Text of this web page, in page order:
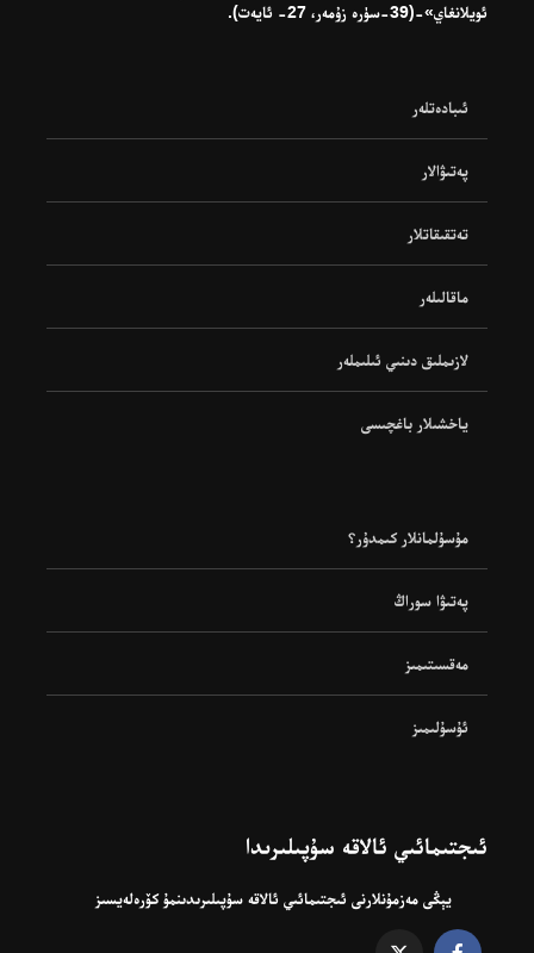
ئويلانغاي»-(39-سۈرە زۇمەر، 27- ئايەت).
ئىبادەتلەر
پەتىۋالار
تەتقىقاتلار
ماقالىلەر
لازىملىق دىنىي ئىلىملەر
ياخشىلار باغچىسى
مۇسۇلمانلار كىمدۇر؟
پەتىۋا سوراڭ
مەقسىتىمىز
ئۇسۇلىمىز
ئىجتىمائىي ئالاقە سۇپىلىرىدا
يېڭى مەزمۇنلارنى ئىجتىمائىي ئالاقە سۇپىلىرىدىنمۇ كۆرەلەيسىز